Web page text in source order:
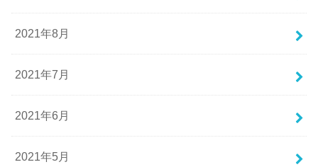
2021年8月
2021年7月
2021年6月
2021年5月